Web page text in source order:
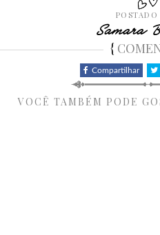
Samara
{
Compartilhar
VOCÊ TAMBÉM PODE